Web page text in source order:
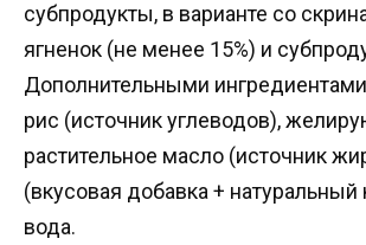
субпродукты, в варианте со
ягненок (не менее 15%) и
Дополнительными
рис (источник углеводов),
растительное масло (источник
(вкусовая добавка + натуральный
вода.